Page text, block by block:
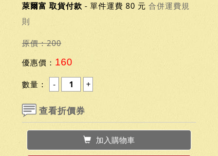
萊爾富 取貨付款 - 單件運費 80 元 合併運費規
則
原價：200
優惠價： 160
數量：
查看折價券
加入購物車